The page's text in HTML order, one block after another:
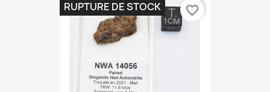
RUPTURE DE STOCK favorite_border